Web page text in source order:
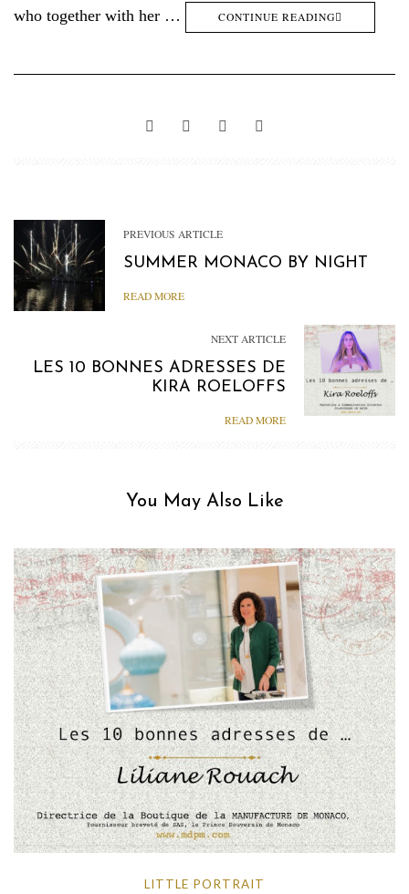
who together with her …
CONTINUE READING
PREVIOUS ARTICLE
SUMMER MONACO BY NIGHT
READ MORE
NEXT ARTICLE
LES 10 BONNES ADRESSES DE
KIRA ROELOFFS
READ MORE
You May Also Like
LITTLE PORTRAIT